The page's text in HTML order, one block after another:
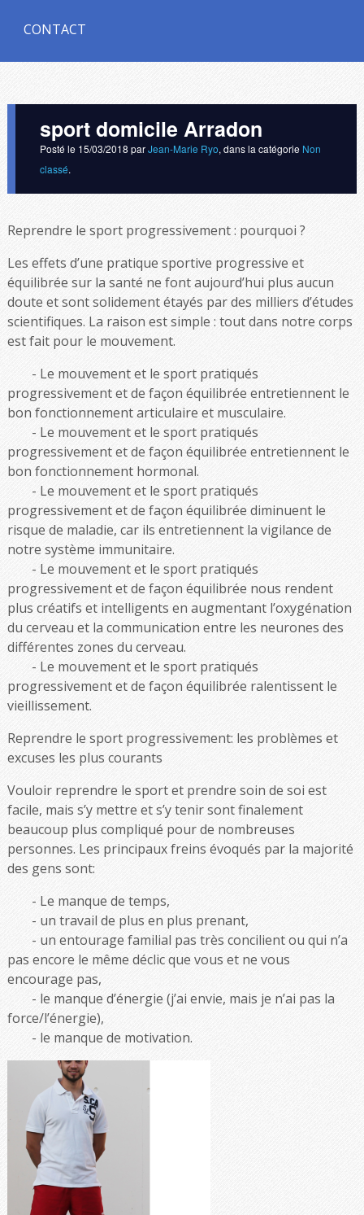
CONTACT
sport domicile Arradon
Posté le 15/03/2018 parJean-Marie Ryo, dans la catégorie Non
classé.
Reprendre le sport progressivement : pourquoi ?
Les effets d’une pratique sportive progressive et
équilibrée sur la santé ne font aujourd’hui plus aucun
doute et sont solidement étayés par des milliers d’études
scientifiques. La raison est simple : tout dans notre corps
est fait pour le mouvement.
Le mouvement et le sport pratiqués
progressivement et de façon équilibrée entretiennent le
bon fonctionnement articulaire et musculaire.
Le mouvement et le sport pratiqués
progressivement et de façon équilibrée entretiennent le
bon fonctionnement hormonal.
Le mouvement et le sport pratiqués
progressivement et de façon équilibrée diminuent le
risque de maladie, car ils entretiennent la vigilance de
notre système immunitaire.
Le mouvement et le sport pratiqués
progressivement et de façon équilibrée nous rendent
plus créatifs et intelligents en augmentant l’oxygénation
du cerveau et la communication entre les neurones des
différentes zones du cerveau.
Le mouvement et le sport pratiqués
progressivement et de façon équilibrée ralentissent le
vieillissement.
Reprendre le sport progressivement: les problèmes et
excuses les plus courants
Vouloir reprendre le sport et prendre soin de soi est
facile, mais s’y mettre et s’y tenir sont finalement
beaucoup plus compliqué pour de nombreuses
personnes. Les principaux freins évoqués par la majorité
des gens sont:
Le manque de temps,
un travail de plus en plus prenant,
un entourage familial pas très concilient ou qui n’a
pas encore le même déclic que vous et ne vous
encourage pas,
le manque d’énergie (j’ai envie, mais je n’ai pas la
force/l’énergie),
le manque de motivation.